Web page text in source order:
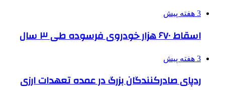
3 هفته پیش
اسقاط ۶۷۰ هزار خودروی فرسوده طی ۳ سال
3 هفته پیش
ردپای صادرکنندگان بزرگ در عمده تعهدات ارزی